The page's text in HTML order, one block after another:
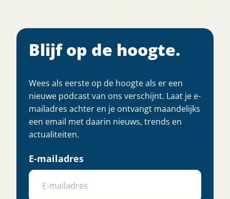
Blijf op de hoogte.
Wees als eerste op de hoogte als er een
nieuwe podcast van ons verschijnt. Laat je e-
mailadres achter en je ontvangt maandelijks
een email met daarin nieuws, trends en
actualiteiten.
E-mailadres